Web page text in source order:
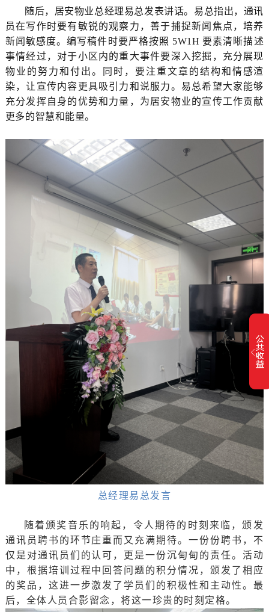
随后，居安物业总经理易总发表讲话。易总指出，通讯
员在写作时要有敏锐的观察力，善于捕捉新闻焦点，培养
新闻敏感度。编写稿件时要严格按照 5W1H 要素清晰描述
事情经过，对于小区内的重大事件要深入挖掘，充分展现
物业的努力和付出。同时，要注重文章的结构和情感渲
染，让宣传内容更具吸引力和说服力。易总希望大家能够
充分发挥自身的优势和力量，为居安物业的宣传工作贡献
更多的智慧和能量。
总经理易总发言
随着颁奖音乐的响起，令人期待的时刻来临，颁发
通讯员聘书的环节庄重而又充满期待。一份份聘书，不
仅是对通讯员们的认可，更是一份沉甸甸的责任。活动
中，根据培训过程中回答问题的积分情况，颁发了相应
的奖品，这进一步激发了学员们的积极性和主动性。最
后，全体人员合影留念，将这一珍贵的时刻定格。